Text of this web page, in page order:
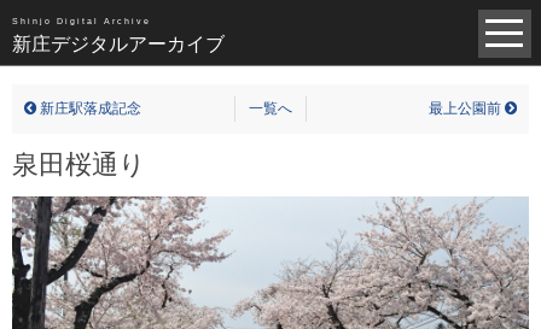
Shinjo Digital Archive
新庄デジタルアーカイブ
近世（14） 近代（19）
タグ全一覧
新庄デジタルアーカイブについて
TOPページ
新庄駅落成記念 一覧へ 最上公園前
泉田桜通り